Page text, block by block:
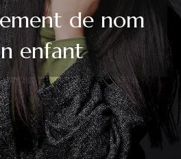
de nom
enfant